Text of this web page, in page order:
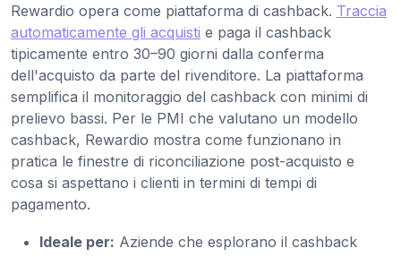
Rewardio opera come piattaforma di cashback. Traccia
automaticamente gli acquisti e paga il cashback
tipicamente entro 30–90 giorni dalla conferma
dell'acquisto da parte del rivenditore. La piattaforma
semplifica il monitoraggio del cashback con minimi di
prelievo bassi. Per le PMI che valutano un modello
cashback, Rewardio mostra come funzionano in
pratica le finestre di riconciliazione post-acquisto e
cosa si aspettano i clienti in termini di tempi di
pagamento.
Ideale per: Aziende che esplorano il cashback